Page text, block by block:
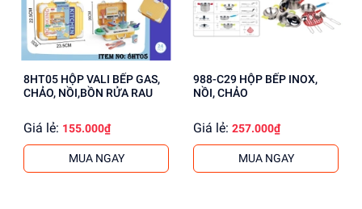
8HT05 HỘP VALI BẾP GAS,
CHẢO, NỒI,BỒN RỬA RAU
Giá lẻ: 155.000₫
MUA NGAY
988-C29 HỘP BẾP INOX,
NỒI, CHẢO
Giá lẻ: 257.000₫
MUA NGAY